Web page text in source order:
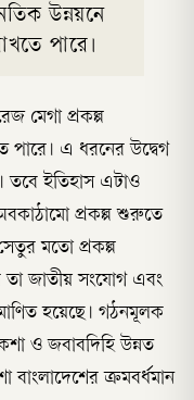
উন্নয়নে
পারে।
মেগা প্রকল্প
পারে। এ ধরনের উদ্বেগ
তবে ইতিহাস এটাও
প্রকল্প শুরুতে
মতো প্রকল্প
তা জাতীয় সংযোগ এবং
হয়েছে। গঠনমূলক
ও জবাবদিহি উন্নত
ক্রমবর্ধমান